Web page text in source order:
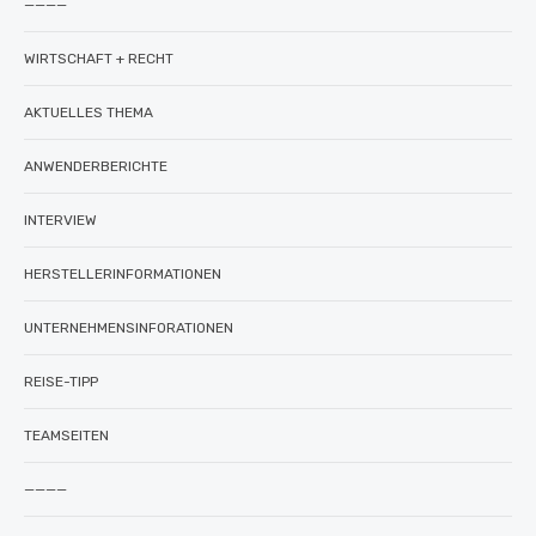
————
WIRTSCHAFT + RECHT
AKTUELLES THEMA
ANWENDERBERICHTE
INTERVIEW
HERSTELLERINFORMATIONEN
UNTERNEHMENSINFORATIONEN
REISE-TIPP
TEAMSEITEN
————